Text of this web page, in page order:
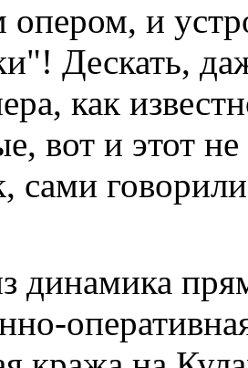
и
Дескать,
как
вот и этот
сами
динамика